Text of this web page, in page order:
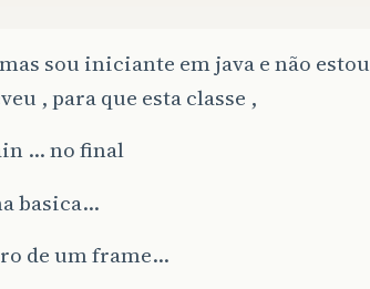
sou iniciante em java e não estou
, para que esta classe ,
... no final
basica...
de um frame...